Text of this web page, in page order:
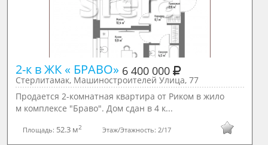
2-к в ЖК « БРАВО» 6 400 000
Стерлитамак, Машиностроителей Улица, 77
Продается 2-комнатная квартира от Риком в жило
м комплексе "Браво". Дом сдан в 4 к...
Площадь: 52.3 м2 Этаж/Этажность: 2/17